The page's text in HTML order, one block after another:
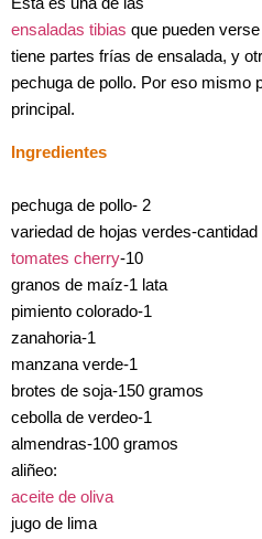
Esta es una de las
ensaladas tibias que pueden
tiene partes frías de ensalada, y
pechuga de pollo. Por eso mismo
principal.
Ingredientes
pechuga de pollo- 2
variedad de hojas verdes-
tomates cherry-10
granos de maíz-1 lata
pimiento colorado-1
zanahoria-1
manzana verde-1
brotes de soja-150 gramos
cebolla de verdeo-1
almendras-100 gramos
aliñeo:
aceite de oliva
jugo de lima